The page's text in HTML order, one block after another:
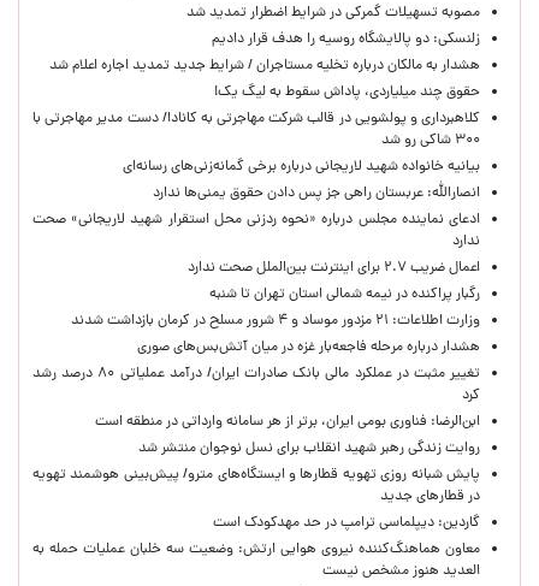
مصوبه تسهیلات گمرکی در شرایط اضطرار تمدید شد
زلنسکی: دو پالایشگاه روسیه را هدف قرار دادیم
هشدار به مالکان درباره تخلیه مستاجران / شرایط جدید تمدید اجاره اعلام شد
حقوق چند میلیاردی، پاداش سقوط به لیگ یک!
کلاهبرداری و پولشویی در قالب شرکت مهاجرتی به کانادا/ دست مدیر مهاجرتی با
۳۰۰ شاکی رو شد
بیانیه خانواده شهید لاریجانی درباره برخی گمانه‌زنی‌های رسانه‌ای
انصارالله: عربستان راهی جز پس دادن حقوق یمنی‌ها ندارد
ادعای نماینده مجلس درباره «نحوه ردزنی محل استقرار شهید لاریجانی» صحت
ندارد
اعمال ضریب ۲.۷ برای اینترنت بین‌الملل صحت ندارد
رگبار پراکنده در نیمه شمالی استان تهران تا شنبه
وزارت اطلاعات: ۲۱ مزدور موساد و ۴ شرور مسلح در کرمان بازداشت شدند
هشدار درباره مرحله فاجعه‌بار غزه در میان آتش‌بس‌های صوری
تغییر مثبت در عملکرد مالی بانک صادرات ایران/ درآمد عملیاتی ۸۰ درصد رشد
کرد
ابن‌الرضا: فناوری بومی ایران، برتر از هر سامانه وارداتی در منطقه است
روایت زندگی رهبر شهید انقلاب برای نسل نوجوان منتشر شد
پایش شبانه روزی تهویه قطارها و ایستگاه‌های مترو/ پیش‌بینی هوشمند تهویه
در قطارهای جدید
گاردین: دیپلماسی ترامپ در حد مهدکودک است
معاون هماهنگ‌کننده نیروی هوایی ارتش: وضعیت سه خلبان عملیات حمله به
العدید هنوز مشخص نیست